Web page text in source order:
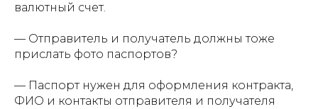
валютный счет.
— Отправитель и получатель должны тоже
прислать фото паспортов?
— Паспорт нужен для оформления контракта,
ФИО и контакты отправителя и получателя